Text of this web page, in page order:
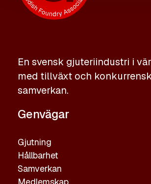
En svensk gjuteriindustri i
med tillväxt och
samverkan.
Genvägar
Gjutning
Hållbarhet
Samverkan
Medlemskap